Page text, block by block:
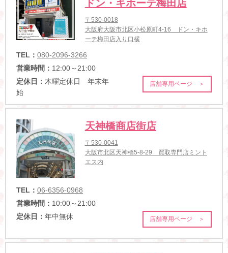
ドン・キホーテ梅田店
〒530-0018
大阪府大阪市北区小松原町4-16 ドン・キホ
ーテ梅田店入り口横
TEL： 080-2096-3266
営業時間： 12:00～21:00
定休日： 木曜定休日 年末年
始
店舗専用ページ ＞
天神橋商店街店
〒530-0041
大阪市北区天神橋5-8-29 買取専門店ミント
エス内
TEL： 06-6356-0968
営業時間： 10:00～21:00
定休日： 年中無休 店舗専用ページ ＞